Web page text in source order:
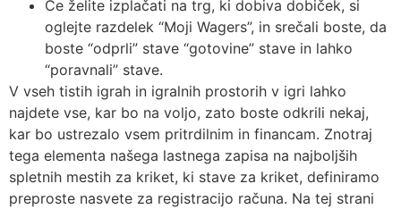
Če želite izplačati na trg, ki dobiva dobiček, si
oglejte razdelek “Moji Wagers”, in srečali boste, da
boste “odprli” stave “gotovine” stave in lahko
“poravnali” stave.
V vseh tistih igrah in igralnih prostorih v igri lahko
najdete vse, kar bo na voljo, zato boste odkrili nekaj,
kar bo ustrezalo vsem pritrdilnim in financam. Znotraj
tega elementa našega lastnega zapisa na najboljših
spletnih mestih za kriket, ki stave za kriket, definiramo
preproste nasvete za registracijo računa. Na tej strani